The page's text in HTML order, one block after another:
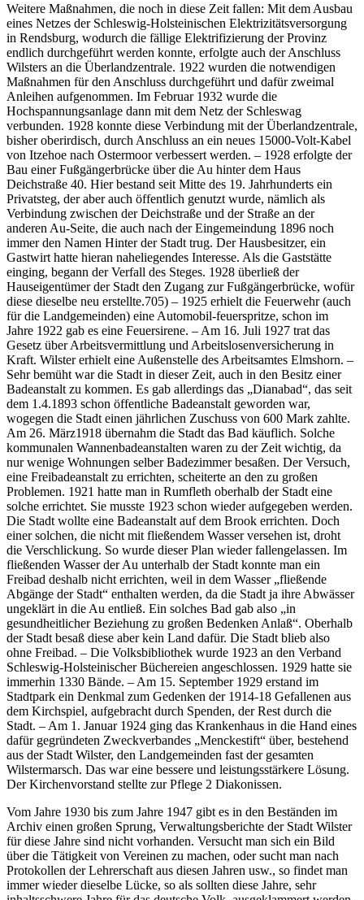
Weitere Maßnahmen, die noch in diese Zeit fallen: Mit dem Ausbau
eines Netzes der Schleswig-Holsteinischen Elektrizitätsversorgung
in Rendsburg, wodurch die fällige Elektrifizierung der Provinz
endlich durchgeführt werden konnte, erfolgte auch der Anschluss
Wilsters an die Überlandzentrale. 1922 wurden die notwendigen
Maßnahmen für den Anschluss durchgeführt und dafür zweimal
Anleihen aufgenommen. Im Februar 1932 wurde die
Hochspannungsanlage dann mit dem Netz der Schleswag
verbunden. 1928 konnte diese Verbindung mit der Überlandzentrale,
bisher oberirdisch, durch Anschluss an ein neues 15000-Volt-Kabel
von Itzehoe nach Ostermoor verbessert werden. – 1928 erfolgte der
Bau einer Fußgängerbrücke über die Au hinter dem Haus
Deichstraße 40. Hier bestand seit Mitte des 19. Jahrhunderts ein
Privatsteg, der aber auch öffentlich genutzt wurde, nämlich als
Verbindung zwischen der Deichstraße und der Straße an der
anderen Au-Seite, die auch nach der Eingemeindung 1896 noch
immer den Namen Hinter der Stadt trug. Der Hausbesitzer, ein
Gastwirt hatte hieran naheliegendes Interesse. Als die Gaststätte
einging, begann der Verfall des Steges. 1928 überließ der
Hauseigentümer der Stadt den Zugang zur Fußgängerbrücke, wofür
diese dieselbe neu erstellte.705) – 1925 erhielt die Feuerwehr (auch
für die Landgemeinden) eine Automobil-feuerspritze, schon im
Jahre 1922 gab es eine Feuersirene. – Am 16. Juli 1927 trat das
Gesetz über Arbeitsvermittlung und Arbeitslosenversicherung in
Kraft. Wilster erhielt eine Außenstelle des Arbeitsamtes Elmshorn. –
Sehr bemüht war die Stadt in dieser Zeit, auch in den Besitz einer
Badeanstalt zu kommen. Es gab allerdings das „Dianabad“, das seit
dem 1.4.1893 schon öffentliche Badeanstalt geworden war,
wogegen die Stadt einen jährlichen Zuschuss von 600 Mark zahlte.
Am 26. März1918 übernahm die Stadt das Bad käuflich. Solche
kommunalen Wannenbadeanstalten waren zu der Zeit wichtig, da
nur wenige Wohnungen selber Badezimmer besaßen. Der Versuch,
eine Freibadeanstalt zu errichten, scheiterte an den zu großen
Problemen. 1921 hatte man in Rumfleth oberhalb der Stadt eine
solche errichtet. Sie musste 1923 schon wieder aufgegeben werden.
Die Stadt wollte eine Badeanstalt auf dem Brook errichten. Doch
einer solchen, die nicht mit fließendem Wasser versehen ist, droht
die Verschlickung. So wurde dieser Plan wieder fallengelassen. Im
fließenden Wasser der Au unterhalb der Stadt konnte man ein
Freibad deshalb nicht errichten, weil in dem Wasser „fließende
Abgänge der Stadt“ enthalten werden, da die Stadt ja ihre Abwässer
ungeklärt in die Au entließ. Ein solches Bad gab also „in
gesundheitlicher Beziehung zu großen Bedenken Anlaß“. Oberhalb
der Stadt besaß diese aber kein Land dafür. Die Stadt blieb also
ohne Freibad. – Die Volksbibliothek wurde 1923 an den Verband
Schleswig-Holsteinischer Büchereien angeschlossen. 1929 hatte sie
immerhin 1330 Bände. – Am 15. September 1929 erstand im
Stadtpark ein Denkmal zum Gedenken der 1914-18 Gefallenen aus
dem Kirchspiel, aufgebracht durch Spenden, der Rest durch die
Stadt. – Am 1. Januar 1924 ging das Krankenhaus in die Hand eines
dafür gegründeten Zweckverbandes „Menckestift“ über, bestehend
aus der Stadt Wilster, den Landgemeinden fast der gesamten
Wilstermarsch. Das war eine bessere und leistungsstärkere Lösung.
Der Kirchenvorstand stellte zur Pflege 2 Diakonissen.
Vom Jahre 1930 bis zum Jahre 1947 gibt es in den Beständen im
Archiv einen großen Sprung, Verwaltungsberichte der Stadt Wilster
für diese Jahre sind nicht vorhanden. Versucht man sich ein Bild
über die Tätigkeit von Vereinen zu machen, oder sucht man nach
Protokollen der Lehrerschaft aus diesen Jahren usw., so findet man
immer wieder dieselbe Lücke, so als sollten diese Jahre, sehr